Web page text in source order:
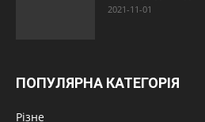
2021-11-01
ПОПУЛЯРНА КАТЕГОРІЯ
Різне